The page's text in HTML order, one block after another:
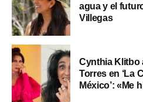
agua y el
Villegas
Cynthia Klitbo
Torres en ‘La
México’: «Me